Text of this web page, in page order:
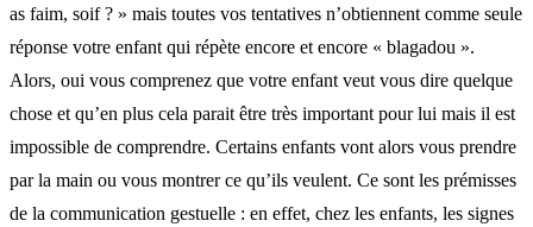
as faim, soif ? » mais toutes vos tentatives n’obtiennent comme seule
réponse votre enfant qui répète encore et encore « blagadou ».
Alors, oui vous comprenez que votre enfant veut vous dire quelque
chose et qu’en plus cela parait être très important pour lui mais il est
impossible de comprendre. Certains enfants vont alors vous prendre
par la main ou vous montrer ce qu’ils veulent. Ce sont les prémisses
de la communication gestuelle : en effet, chez les enfants, les signes